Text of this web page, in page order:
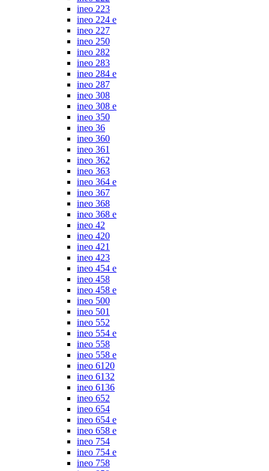
ineo 223
ineo 224 e
ineo 227
ineo 250
ineo 282
ineo 283
ineo 284 e
ineo 287
ineo 308
ineo 308 e
ineo 350
ineo 36
ineo 360
ineo 361
ineo 362
ineo 363
ineo 364 e
ineo 367
ineo 368
ineo 368 e
ineo 42
ineo 420
ineo 421
ineo 423
ineo 454 e
ineo 458
ineo 458 e
ineo 500
ineo 501
ineo 552
ineo 554 e
ineo 558
ineo 558 e
ineo 6120
ineo 6132
ineo 6136
ineo 652
ineo 654
ineo 654 e
ineo 658 e
ineo 754
ineo 754 e
ineo 758